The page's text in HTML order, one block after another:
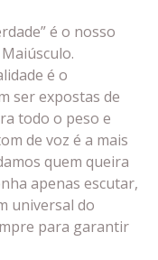
é o nosso
é o
ser expostas de
todo o peso e
de voz é a mais
quem queira
apenas escutar,
universal do
para garantir